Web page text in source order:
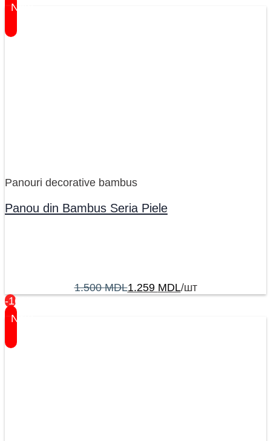
New
Panouri decorative bambus
Panou din Bambus Seria Piele
1.500MDL1.259 MDL/шт
-16%
New